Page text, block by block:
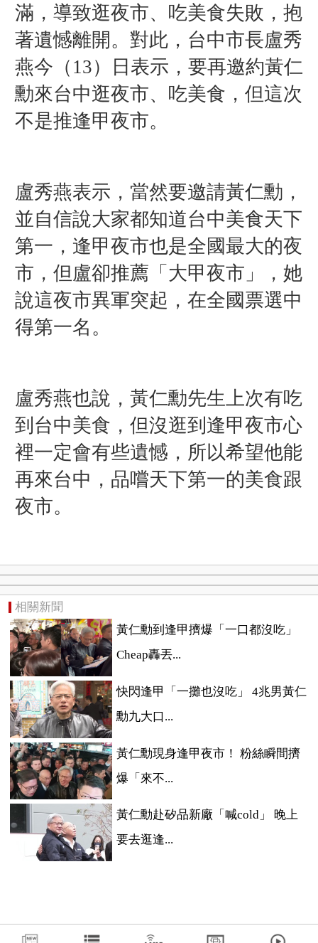
滿，導致逛夜市、吃美食失敗，抱
著遺憾離開。對此，台中市長盧秀
燕今（13）日表示，要再邀約黃仁
勳來台中逛夜市、吃美食，但這次
不是推逢甲夜市。
盧秀燕表示，當然要邀請黃仁勳，
並自信說大家都知道台中美食天下
第一，逢甲夜市也是全國最大的夜
市，但盧卻推薦「大甲夜市」，她
說這夜市異軍突起，在全國票選中
得第一名。
盧秀燕也說，黃仁勳先生上次有吃
到台中美食，但沒逛到逢甲夜市心
裡一定會有些遺憾，所以希望他能
再來台中，品嚐天下第一的美食跟
夜市。
相關新聞
黃仁勳到逢甲擠爆「一口都沒吃」
Cheap轟丟...
快閃逢甲「一攤也沒吃」 4兆男黃仁
勳九大口...
黃仁勳現身逢甲夜市！ 粉絲瞬間擠
爆「來不...
黃仁勳赴矽品新廠「喊cold」 晚上
要去逛逢...